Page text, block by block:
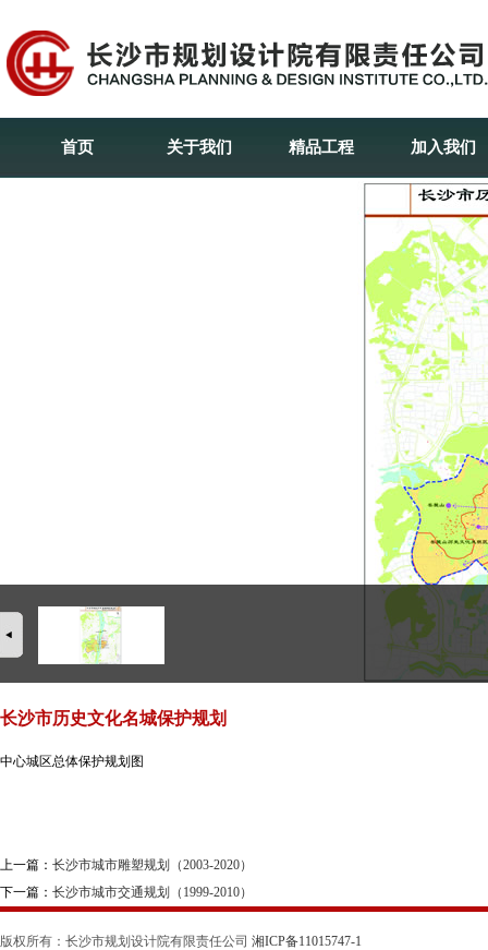
首页 关于我们 精品工程 加入我们
长沙市历史文化名城保护规划
中心城区总体保护规划图
上一篇： 长沙市城市雕塑规划（2003-2020）
下一篇： 长沙市城市交通规划（1999-2010）
版权所有：长沙市规划设计院有限责任公司 湘ICP备11015747-1